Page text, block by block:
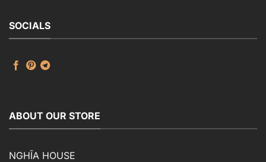
SOCIALS
ABOUT OUR STORE
NGHĨA HOUSE